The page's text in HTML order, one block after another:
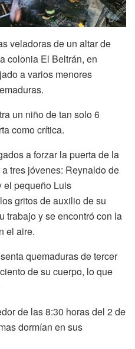
veladoras de un altar de
colonia El Beltrán, en
a varios menores
un niño de tan solo 6
como crítica.
a forzar la puerta de la
tres jóvenes: Reynaldo de
el pequeño Luis
gritos de auxilio de su
trabajo y se encontró con la
el aire.
quemaduras de tercer
de su cuerpo, lo que
de las 8:30 horas del 2 de
dormían en sus